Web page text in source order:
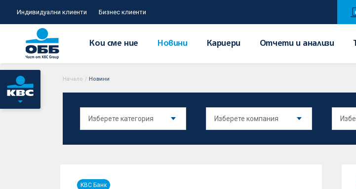
Индивидуални клиенти Бизнес клиенти
Кои сме ние Новини Кариери Отчети и анализи
Начало / Новини
KBC Банк